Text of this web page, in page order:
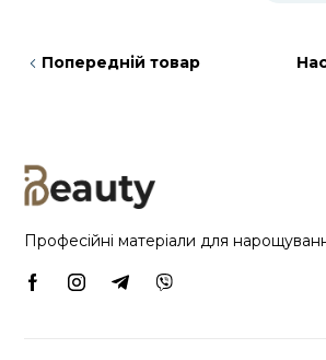
510.00 ₴
Попередній товар
Професійні матеріали для